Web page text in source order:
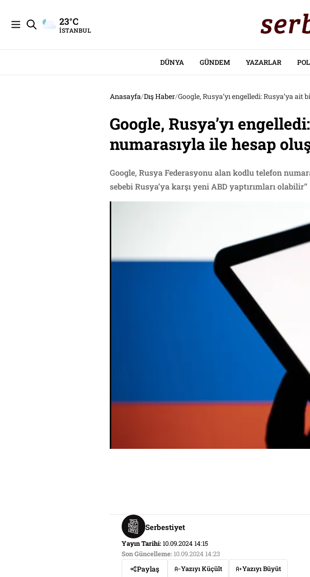
23°C
İSTANBUL
DÜNYA GÜNDEM YAZARLAR
Anasayfa/Dış Haber/Google, Rusya’yı engelledi: Rusya’ya
Google, Rusya’yı
numarasıyla ile hesap
Google, Rusya Federasyonu alan kodlu telefon
sebebi Rusya’ya karşı yeni ABD yaptırımları olabilir’’
Serbestiyet
Yayın Tarihi:10.09.2024 14:15
Son Güncelleme: 10.09.2024 14:23
Paylaş Yazıyı Küçült
Yazıyı Büyüt